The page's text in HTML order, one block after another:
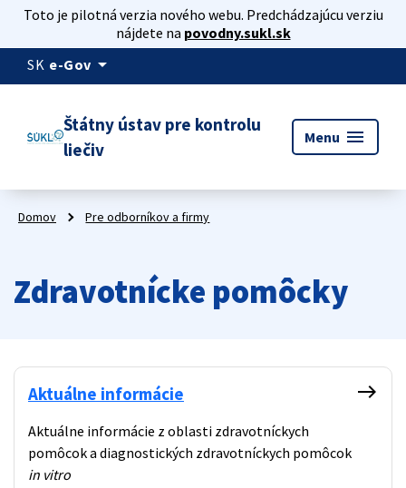
Toto je pilotná verzia nového webu. Predchádzajúcu verziu
nájdete na povodny.sukl.sk
SK e-Gov arrow_drop_down
Štátny ústav pre kontrolu
liečiv
Menu menu
Domov Pre odborníkov a firmy
Zdravotnícke pomôcky
Aktuálne informácie
Aktuálne informácie z oblasti zdravotníckych
pomôcok a diagnostických zdravotníckych pomôcok
in vitro
east